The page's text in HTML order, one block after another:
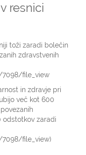
resnici
toži zaradi bolečin
zdravstvenih
file_view
in zdravje pri
več kot 600
odstotkov zaradi
file_view)